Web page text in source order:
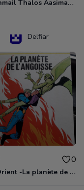
Chainmail Thalos Aasimar Cleric
Delfiar
0
Luc Orient -La planète de l'angoisse